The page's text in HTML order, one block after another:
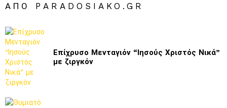
ΑΠΌ PARADOSIAKO.GR
Επίχρυσο Μενταγιόν “Ιησούς Χριστός Νικά”
με ζιργκόν